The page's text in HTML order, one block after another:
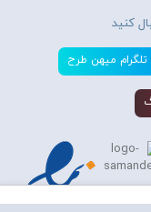
کنید
تلگرام ميهن طرح